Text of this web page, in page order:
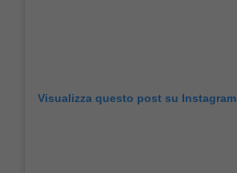
Visualizza questo post su Instagram